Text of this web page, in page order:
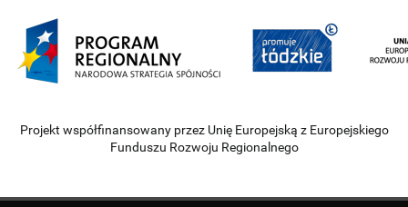
Projekt współfinansowany przez Unię Europejską z Europejskiego
Funduszu Rozwoju Regionalnego